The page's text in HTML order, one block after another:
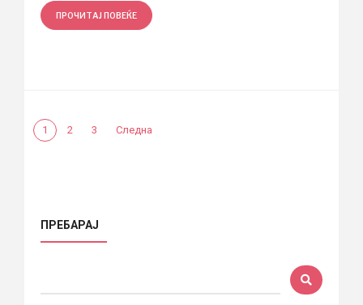
ПРОЧИТАЈ ПОВЕЌЕ
1 2 3 Следна
ПРЕБАРАЈ